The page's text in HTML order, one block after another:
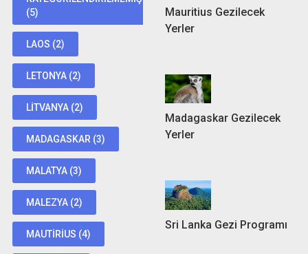
(5)
LAOS (2)
LETONYA(2)
LITVANYA(2)
MADAGASKAR (3)
MALATYA(3)
MALEZYA(2)
MAUTIRIUS (4)
Mauritius Gezilecek
Yerler
Madagaskar Gezilecek
Yerler
Sri Lanka Gezi Programı